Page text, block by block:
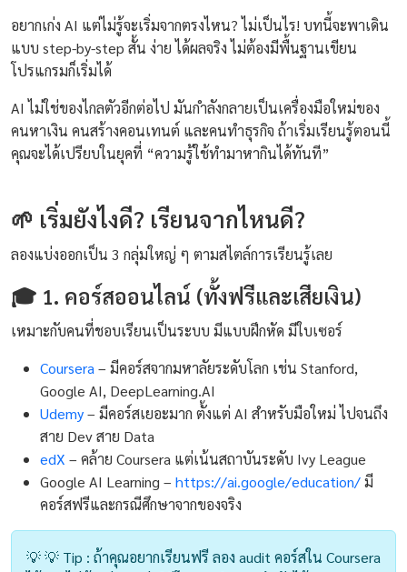
อยากเก่ง AI แต่ไม่รู้จะเริ่มจากตรงไหน? ไม่เป็นไร! บทนี้จะพาเดิน
แบบ step-by-step สั้น ง่าย ได้ผลจริง ไม่ต้องมีพื้นฐานเขียน
โปรแกรมก็เริ่มได้
AI ไม่ใช่ของไกลตัวอีกต่อไป มันกำลังกลายเป็นเครื่องมือใหม่ของ
คนหาเงิน คนสร้างคอนเทนต์ และคนทำธุรกิจ ถ้าเริ่มเรียนรู้ตอนนี้
คุณจะได้เปรียบในยุคที่ “ความรู้ใช้ทำมาหากินได้ทันที”
🌱 เริ่มยังไงดี? เรียนจากไหนดี?
ลองแบ่งออกเป็น 3 กลุ่มใหญ่ ๆ ตามสไตล์การเรียนรู้เลย
🎓 1. คอร์สออนไลน์ (ทั้งฟรีและเสียเงิน)
เหมาะกับคนที่ชอบเรียนเป็นระบบ มีแบบฝึกหัด มีใบเซอร์
Coursera – มีคอร์สจากมหาลัยระดับโลก เช่น Stanford,
Google AI, DeepLearning.AI
Udemy– มีคอร์สเยอะมาก ตั้งแต่ AI สำหรับมือใหม่ ไปจนถึง
สาย Dev สาย Data
edX – คล้าย Coursera แต่เน้นสถาบันระดับ Ivy League
Google AI Learning – https://ai.google/education/มี
คอร์สฟรีและกรณีศึกษาจากของจริง
💡 💡 Tip : ถ้าคุณอยากเรียนฟรี ลอง audit คอร์สใน Coursera